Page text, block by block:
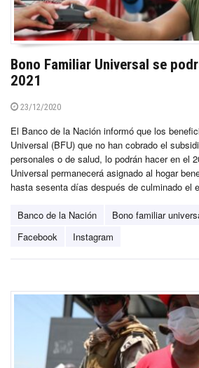
Bono Familiar Universal se
2021
23/12/2020
El Banco de la Nación informó que los
Universal (BFU) que no han cobrado el
personales o de salud, lo podrán hacer en el
Universal permanecerá asignado al hogar
hasta sesenta días después de culminado el
Banco de la Nación
Bono familiar
Facebook
Instagram